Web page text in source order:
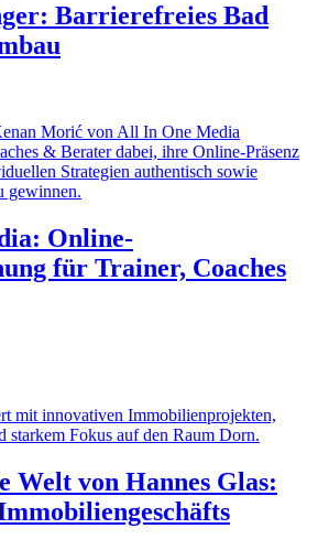
Barrierefreies Bad
Online-
für Trainer, Coaches
Welt von Hannes Glas: